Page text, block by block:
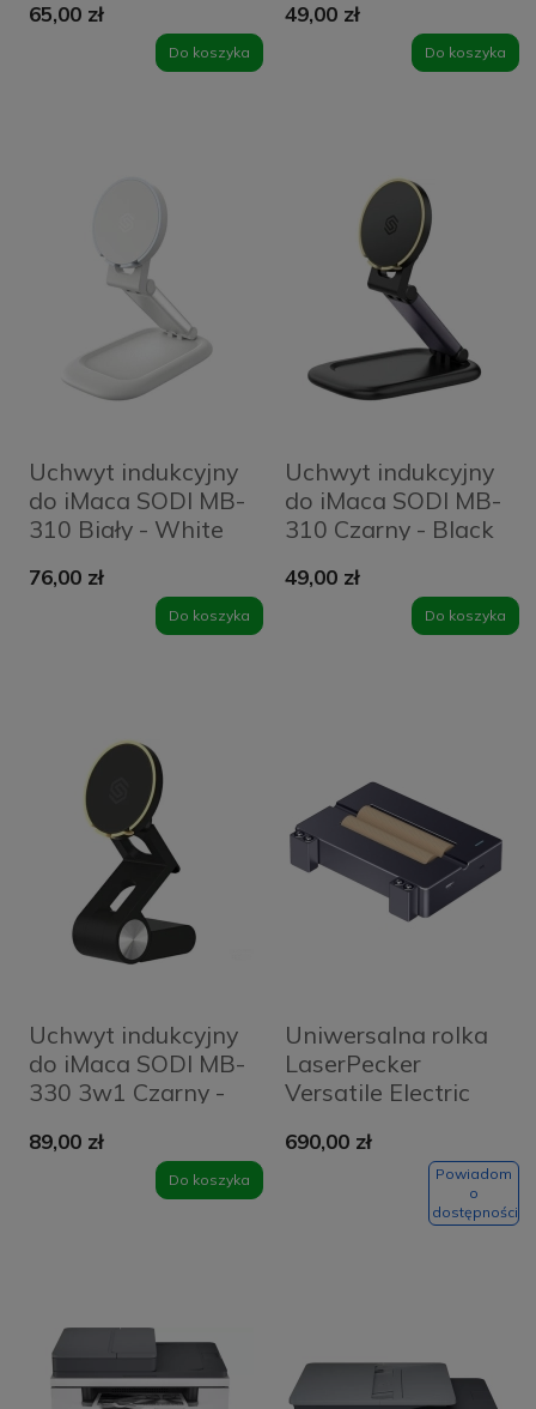
65,00 zł
Do koszyka
49,00 zł
Do koszyka
Uchwyt indukcyjny
do iMaca SODI MB-
310 Biały - White
76,00 zł
Do koszyka
Uchwyt indukcyjny
do iMaca SODI MB-
310 Czarny - Black
49,00 zł
Do koszyka
Uchwyt indukcyjny
do iMaca SODI MB-
330 3w1 Czarny -
89,00 zł
Do koszyka
Uniwersalna rolka
LaserPecker
Versatile Electric
690,00 zł
Powiadom
o
dostępności